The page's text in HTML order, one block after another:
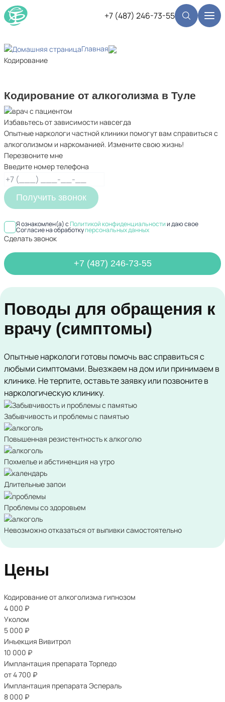
+7 (487) 246-73-55
Главная
Кодирование
Кодирование от алкоголизма в Туле
Избавьтесь от зависимости навсегда
Опытные наркологи частной клиники помогут вам справиться с
алкоголизмом и наркоманией. Измените свою жизнь!
Перезвоните мне
Введите номер телефона
Получить звонок
Я ознакомлен(а) сПолитикой конфиденциальностии даю свое
Согласие на обработкуперсональных данных
Сделать звонок
+7 (487) 246-73-55
Поводы для обращения к
врачу (симптомы)
Опытные наркологи готовы помочь вас справиться с
любыми симптомами. Выезжаем на дом или принимаем в
клинике. Не терпите, оставьте заявку или позвоните в
наркологическую клинику.
Забывчивость и проблемы с памятью
Повышенная резистентность к алкоголю
Похмелье и абстиненция на утро
Длительные запои
Проблемы со здоровьем
Невозможно отказаться от выпивки самостоятельно
Цены
Кодирование от алкоголизма гипнозом
4 000 ₽
Уколом
5 000 ₽
Инъекция Вивитрол
10 000 ₽
Имплантация препарата Торпедо
от 4 700 ₽
Имплантация препарата Эспераль
8 000 ₽